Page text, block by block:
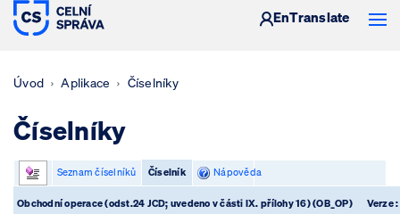
CELNÍ SPRÁVA ČESKÉ REPUBLIKY
EnTranslate
Úvod Aplikace Číselníky
Číselníky
Seznam číselníků Číselník Nápověda
Obchodní operace (odst.24 JCD; uvedeno v části IX. přílohy 16) (OB_OP) Verze